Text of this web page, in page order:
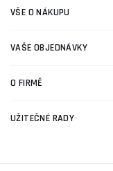
VŠE O NÁKUPU
VAŠE OBJEDNÁVKY
O FIRMĚ
UŽITEČNÉ RADY